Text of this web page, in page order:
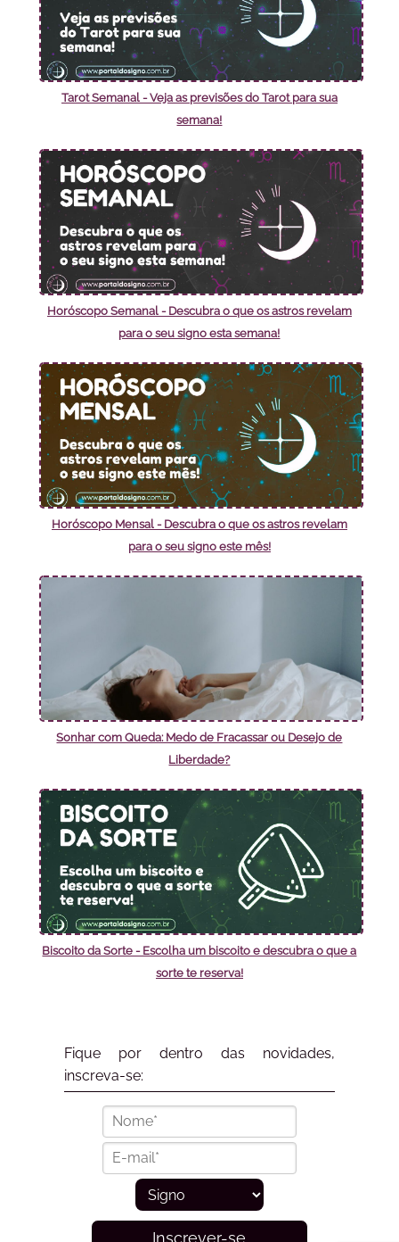
Tarot Semanal - Veja as previsões do Tarot para sua
semana!
Horóscopo Semanal - Descubra o que os astros revelam
para o seu signo esta semana!
Horóscopo Mensal - Descubra o que os astros revelam
para o seu signo este mês!
Sonhar com Queda: Medo de Fracassar ou Desejo de
Liberdade?
Biscoito da Sorte - Escolha um biscoito e descubra o que a
sorte te reserva!
Fique por dentro das novidades,
inscreva-se:
Inscrever-se